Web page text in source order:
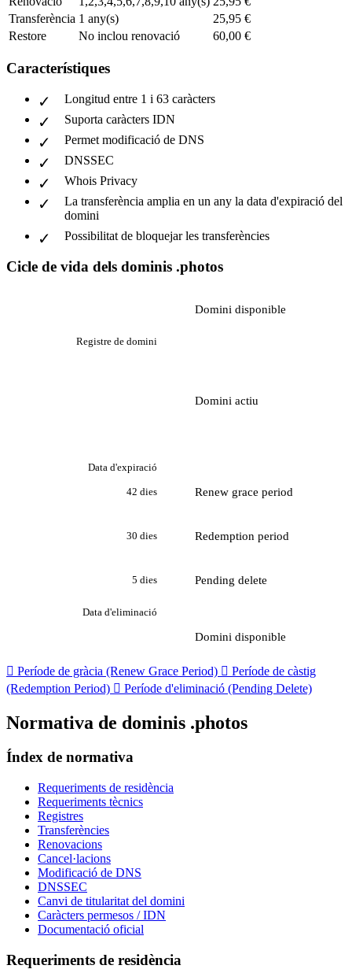
Transferència 1 any(s)
25,95 €
Restore
No inclou renovació 60,00 €
Característiques
Longitud entre 1 i 63 caràcters
Suporta caràcters IDN
Permet modificació de DNS
DNSSEC
Whois Privacy
La transferència amplia en un any la data d'expiració del
domini
Possibilitat de bloquejar les transferències
Cicle de vida dels dominis .photos
Domini disponible
Registre de domini
Domini actiu
Data d'expiració
42 dies Renew grace period
30 dies Redemption period
5 dies Pending delete
Data d'eliminació
Domini disponible
 Període de gràcia (Renew Grace Period)  Període de càstig
(Redemption Period)  Període d'eliminació (Pending Delete)
Normativa de dominis .photos
Índex de normativa
Requeriments de residència
Requeriments tècnics
Registres
Transferències
Renovacions
Cancel·lacions
Modificació de DNS
DNSSEC
Canvi de titularitat del domini
Caràcters permesos / IDN
Documentació oficial
Requeriments de residència